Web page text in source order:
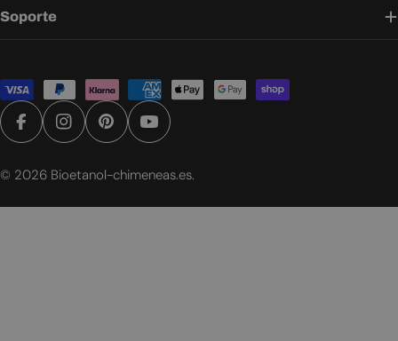
Soporte
Métodos
de
pagoFacebookInstagramPinterestYouTube
© 2026 Bioetanol-chimeneas.es.